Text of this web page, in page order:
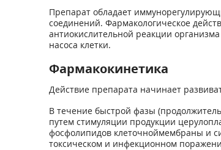
Препарат обладает
соединений. Фармакологическое
антиокислительной реакции
насоса клетки.
Фармакокинетика
Действие препарата начинает
В течение быстрой фазы
путем стимуляции продукции
фосфолипидов клеточноймембраны и
токсическом и инфекционном